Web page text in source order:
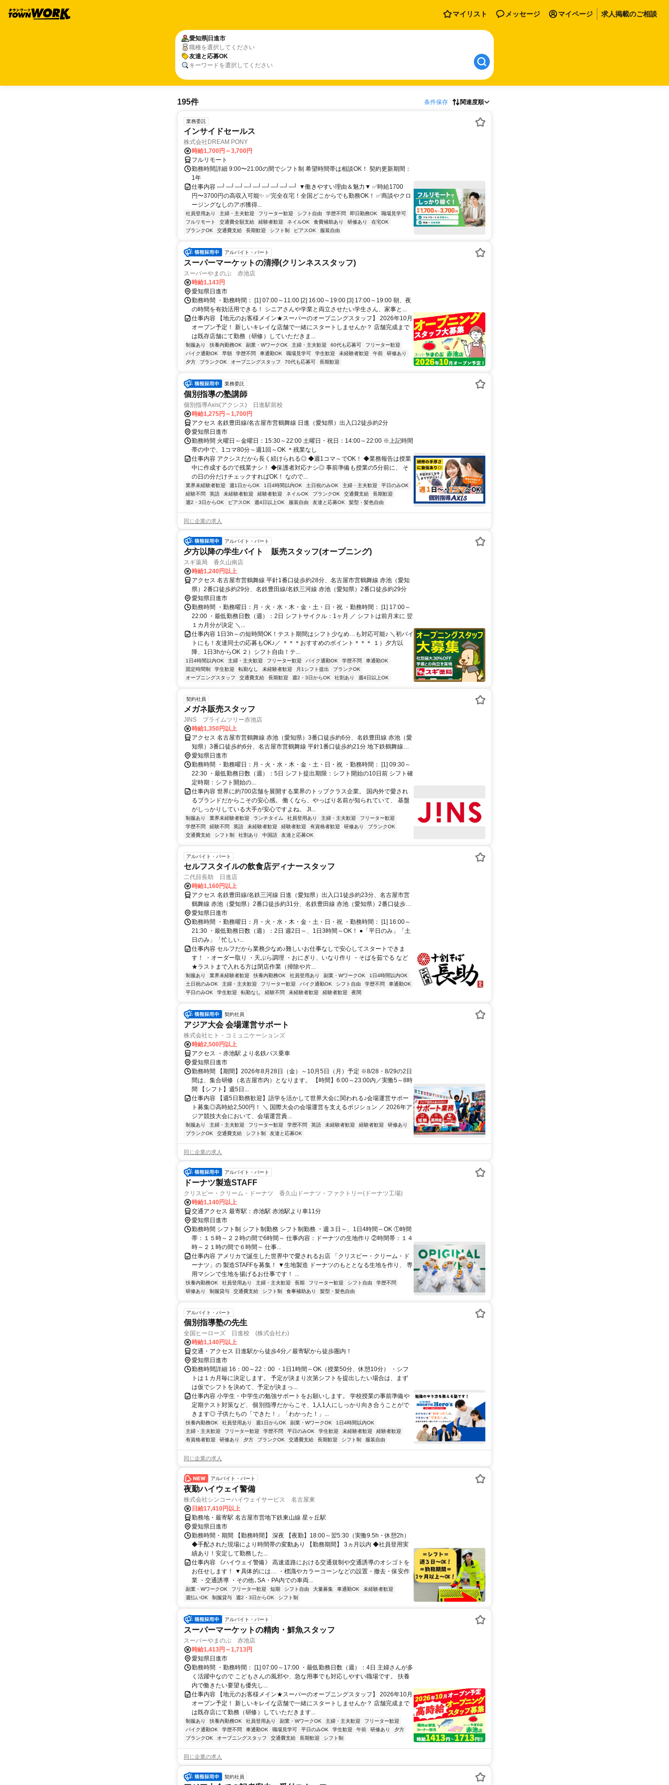
マイリスト メッセージ マイページ 求人掲載のご相談
愛知県 日進市
職種を選択してください
友達と応募OK
キーワードを選択してください
195件 条件保存 関連度順
業務委託
インサイドセールス
株式会社DREAM PONY
時給1,700円～3,700円
フルリモート
勤務時間詳細 9:00〜21:00の間でシフト制 希望時間帯は相談OK！ 契約更新期間：
1年
仕事内容 ─┘─┘─┘─┘─┘─┘─┘─┘─┘ ▼働きやすい理由＆魅力▼ ✅時給1700
円〜3700円の高収入可能✨ ✅完全在宅！全国どこからでも勤務OK！ ✅商談やクロ
ージングなしのアポ獲得...
社員登用あり 主婦・主夫歓迎 フリーター歓迎 シフト自由 学歴不問 即日勤務OK
職場見学可
フルリモート
交通費全額支給 経験者歓迎 ネイルOK 食費補助あり 研修あり
在宅OK
ブランクOK
交通費支給 長期歓迎 シフト制 ピアスOK 服装自由
アルバイト・パート
スーパーマーケットの清掃(クリンネススタッフ)
スーパーやまのぶ 赤池店
時給1,143円
愛知県日進市
勤務時間 ・勤務時間： [1] 07:00～11:00 [2] 16:00～19:00 [3] 17:00～19:00 朝、夜
の時間を有効活用できる！ シニアさんや学業と両立させたい学生さん、家事と...
仕事内容 【地元のお客様メイン★スーパーのオープニングスタッフ】 2026年10月
オープン予定！ 新しいキレイな店舗で一緒にスタートしませんか？ 店舗完成まで
は既存店舗にて勤務（研修）していただきま...
制服あり 扶養内勤務OK 副業・WワークOK 主婦・主夫歓迎 60代も応募可
フリーター歓迎
バイク通勤OK
早朝 学歴不問 車通勤OK 職場見学可 学生歓迎 未経験者歓迎 午前
研修あり
夕方
ブランクOK オープニングスタッフ 70代も応募可 長期歓迎
業務委託
個別指導の塾講師
個別指導Axis(アクシス) 日進駅前校
時給1,275円～1,700円
アクセス 名鉄豊田線/名古屋市営鶴舞線 日進（愛知県）出入口2徒歩約2分
愛知県日進市
勤務時間 火曜日～金曜日：15:30～22:00 土曜日・祝日：14:00～22:00 ※上記時間
帯の中で、1コマ80分～週1回～OK ＊残業なし
仕事内容 アクシスだから長く続けられる◎ ◆週1コマ～でOK！ ◆業務報告は授業
中に作成するので残業ナシ！ ◆保護者対応ナシ◎ 事前準備も授業の5分前に、 そ
の日の分だけチェックすればOK！ なので...
業界未経験者歓迎 週1日からOK 1日4時間以内OK 土日祝のみOK 主婦・主夫歓迎
平日のみOK
経験不問
英語 未経験者歓迎 経験者歓迎 ネイルOK ブランクOK 交通費支給
長期歓迎
週2・3日からOK
ピアスOK 週4日以上OK 服装自由 友達と応募OK 髪型・髪色自由
同じ企業の求人
アルバイト・パート
夕方以降の学生バイト 販売スタッフ(オープニング)
スギ薬局 香久山南店
時給1,240円以上
アクセス 名古屋市営鶴舞線 平針1番口徒歩約28分、名古屋市営鶴舞線 赤池（愛知
県）2番口徒歩約29分、名鉄豊田線/名鉄三河線 赤池（愛知県）2番口徒歩約29分
愛知県日進市
勤務時間 ・勤務曜日：月・火・水・木・金・土・日・祝 ・勤務時間： [1] 17:00～
22:00 ・最低勤務日数（週）：2日 シフトサイクル：1ヶ月 ／ シフトは前月末に 翌
１カ月分が決定 ＼...
仕事内容 1日3h～の短時間OK！テスト期間はシフト少なめ…も対応可能♪ ＼初バイ
トにも！友達同士の応募もOK♪／ ＊＊＊おすすめのポイント＊＊＊ １）夕方以
降、1日3hからOK ２）シフト自由！テ...
1日4時間以内OK 主婦・主夫歓迎 フリーター歓迎 バイク通勤OK 学歴不問
車通勤OK
固定時間制
学生歓迎 転勤なし 未経験者歓迎 月1シフト提出
ブランクOK
オープニングスタッフ
交通費支給 長期歓迎 週2・3日からOK 社割あり 週4日以上OK
契約社員
メガネ販売スタッフ
JINS プライムツリー赤池店
時給1,350円以上
アクセス 名古屋市営鶴舞線 赤池（愛知県）3番口徒歩約6分、名鉄豊田線 赤池（愛
知県）3番口徒歩約6分、名古屋市営鶴舞線 平針1番口徒歩約21分 地下鉄鶴舞線・
名鉄豊田線「赤池駅」から徒歩5分
愛知県日進市
勤務時間 ・勤務曜日：月・火・水・木・金・土・日・祝 ・勤務時間： [1] 09:30～
22:30 ・最低勤務日数（週）：5日 シフト提出期限：シフト開始の10日前 シフト確
定時期：シフト開始の...
仕事内容 世界に約700店舗を展開する業界のトップクラス企業。 国内外で愛され
るブランドだからこその安心感。 働くなら、やっぱり名前が知られていて、 基盤
がしっかりしている大手が安心ですよね。 JI...
制服あり 業界未経験者歓迎 ランチタイム 社員登用あり 主婦・主夫歓迎
フリーター歓迎
学歴不問
経験不問 英語 未経験者歓迎 経験者歓迎 有資格者歓迎 研修あり
ブランクOK
交通費支給
シフト制 社割あり 中国語 友達と応募OK
アルバイト・パート
セルフスタイルの飲食店ディナースタッフ
二代目長助 日進店
時給1,160円以上
アクセス 名鉄豊田線/名鉄三河線 日進（愛知県）出入口1徒歩約23分、名古屋市営
鶴舞線 赤池（愛知県）2番口徒歩約31分、名鉄豊田線 赤池（愛知県）2番口徒歩約
31分 日進駅から車で6分
愛知県日進市
勤務時間 ・勤務曜日：月・火・水・木・金・土・日・祝 ・勤務時間： [1] 16:00～
21:30 ・最低勤務日数（週）：2日 週2日～、1日3時間～OK！ ●「平日のみ」「土
日のみ」「忙しい...
仕事内容 セルフだから業務少なめ♪難しいお仕事なしで安心してスタートできま
す！ ・オーダー取り ・天ぷら調理 ・おにぎり、いなり作り ・そばを茹でる など
★ラストまで入れる方は閉店作業（掃除や片...
制服あり 業界未経験者歓迎 扶養内勤務OK 社員登用あり 副業・WワークOK
1日4時間以内OK
土日祝のみOK
主婦・主夫歓迎 フリーター歓迎 バイク通勤OK シフト自由 学歴不問
車通勤OK
平日のみOK
学生歓迎 転勤なし 経験不問 未経験者歓迎 経験者歓迎 夜間
契約社員
アジア大会 会場運営サポート
株式会社ヒト・コミュニケーションズ
時給2,500円以上
アクセス ・赤池駅 より名鉄バス乗車
愛知県日進市
勤務時間 【期間】2026年8月28日（金）～10月5日（月）予定 ※8/28・8/29の2日
間は、集合研修（名古屋市内）となります。 【時間】6:00～23:00内／実働5～8時
間 【シフト】週5日...
仕事内容 【週5日勤務歓迎】語学を活かして世界大会に関われる♪会場運営サポー
ト募集◎高時給2,500円！ ＼ 国際大会の会場運営を支えるポジション ／ 2026年ア
ジア競技大会において、会場運営責...
制服あり 主婦・主夫歓迎 フリーター歓迎 学歴不問 英語 未経験者歓迎 経験者歓迎
研修あり
ブランクOK
交通費支給 シフト制 友達と応募OK
同じ企業の求人
アルバイト・パート
ドーナツ製造STAFF
クリスピー・クリーム・ドーナツ 香久山ドーナツ・ファクトリー(ドーナツ工場)
時給1,140円以上
交通アクセス 最寄駅：赤池駅 赤池駅より車11分
愛知県日進市
勤務時間 シフト制 シフト制勤務 シフト制勤務 ・週３日～、1日4時間～OK ①時間
帯：１５時～２２時の間で6時間～ 仕事内容：ドーナツの生地作り ②時間帯：１４
時～２１時の間で６時間～ 仕事...
仕事内容 アメリカで誕生した世界中で愛されるお店 「クリスピー・クリーム・ド
ーナツ」の 製造STAFFを募集！ ▼生地製造 ドーナツのもととなる生地を作り、 専
用マシンで生地を揚げるお仕事です！ ...
扶養内勤務OK 社員登用あり 主婦・主夫歓迎 長期 フリーター歓迎 シフト自由
学歴不問
研修あり
制服貸与 交通費支給 シフト制 食事補助あり 髪型・髪色自由
アルバイト・パート
個別指導塾の先生
全国ヒーローズ 日進校 (株式会社わ)
時給1,140円以上
交通・アクセス 日進駅から徒歩4分／最寄駅から徒歩圏内！
愛知県日進市
勤務時間詳細 16：00～22：00 ・1日1時間～OK（授業50分、休憩10分） ・シフ
トは１カ月毎に決定します。 予定が決まり次第シフトを提出したい場合は、まず
は仮でシフトを決めて、予定が決まっ...
仕事内容 小学生・中学生の勉強サポートをお願いします。 学校授業の事前準備や
定期テスト対策など、 個別指導だからこそ、1人1人にしっかり向き合うことがで
きます◎ 子供たちの「できた！」「わかった！」...
扶養内勤務OK 社員登用あり 週1日からOK 副業・WワークOK
1日4時間以内OK
主婦・主夫歓迎
フリーター歓迎 学歴不問 平日のみOK 学生歓迎 未経験者歓迎
経験者歓迎
有資格者歓迎
研修あり 夕方 ブランクOK 交通費支給 長期歓迎 シフト制 服装自由
同じ企業の求人
アルバイト・パート
夜勤ハイウェイ警備
株式会社シンコーハイウェイサービス 名古屋東
日給17,410円以上
勤務地・最寄駅 名古屋市営地下鉄東山線 星ヶ丘駅
愛知県日進市
勤務時間・期間 【勤務時間】 深夜 【夜勤】18:00～翌5:30（実働9.5h・休憩2h）
◆手配された現場により時間帯の変動あり 【勤務期間】 3ヵ月以内 ◆社員登用実
績あり！安定して勤務した...
仕事内容 《ハイウェイ警備》 高速道路における交通規制や交通誘導のオシゴトを
お任せします！ ▼具体的には… ・標識やカラーコーンなどの設置・撤去・保安作
業 ・交通誘導 ・その他､SA・PA内での車両...
副業・WワークOK フリーター歓迎 短期 シフト自由 大量募集 車通勤OK
未経験者歓迎
週払いOK
制服貸与 週2・3日からOK シフト制
アルバイト・パート
スーパーマーケットの精肉・鮮魚スタッフ
スーパーやまのぶ 赤池店
時給1,413円～1,713円
愛知県日進市
勤務時間 ・勤務時間： [1] 07:00～17:00 ・最低勤務日数（週）：4日 主婦さんが多
く活躍中なので こどもさんの風邪や、急な用事でも対応しやすい職場です。 扶養
内で働きたい要望も優先し...
仕事内容 【地元のお客様メイン★スーパーのオープニングスタッフ】 2026年10月
オープン予定！ 新しいキレイな店舗で一緒にスタートしませんか？ 店舗完成まで
は既存店にて勤務（研修）していただきます...
制服あり 扶養内勤務OK 社員登用あり 副業・WワークOK 主婦・主夫歓迎
フリーター歓迎
バイク通勤OK
学歴不問 車通勤OK 職場見学可 平日のみOK 学生歓迎 午前 研修あり
夕方
ブランクOK
オープニングスタッフ 交通費支給 長期歓迎 シフト制
同じ企業の求人
契約社員